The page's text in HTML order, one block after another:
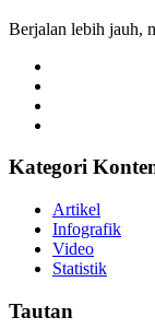
Berjalan lebih jauh,
Kategori
Artikel
Infografik
Video
Statistik
Tautan